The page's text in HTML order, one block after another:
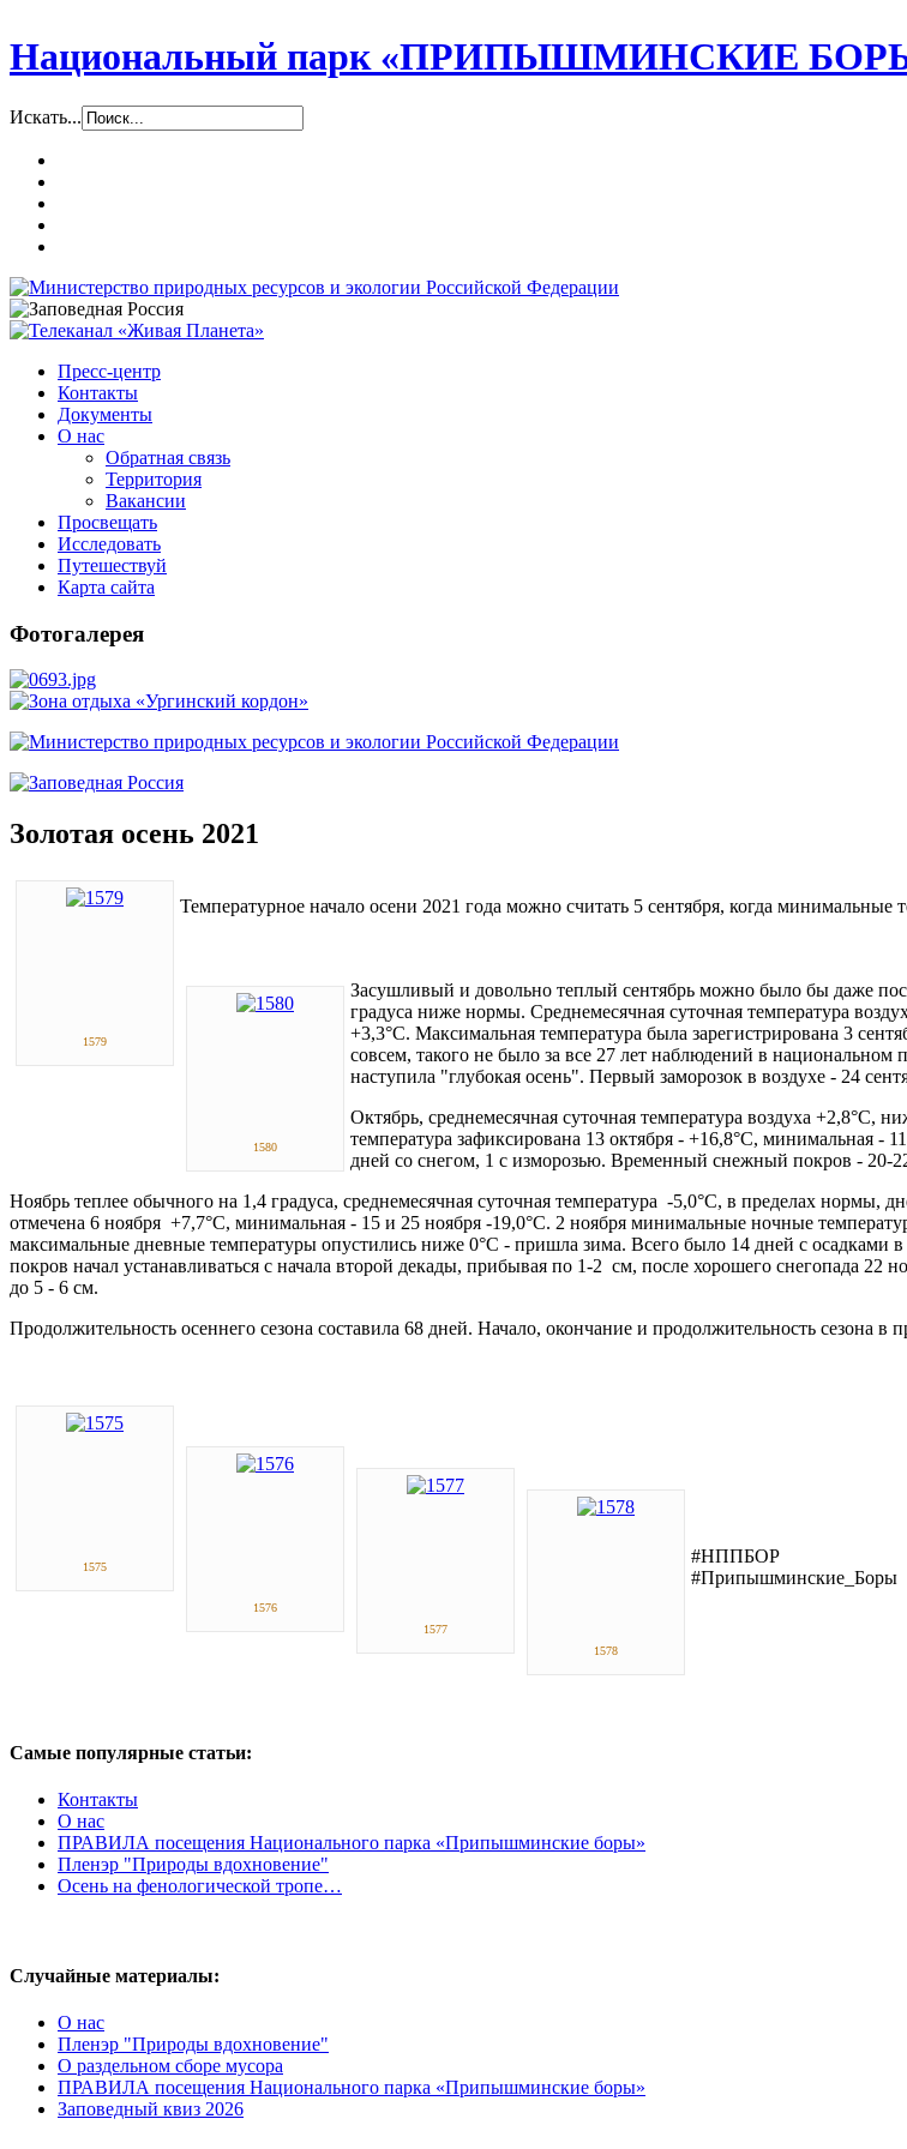
Национальный парк «ПРИПЫШМИНСКИЕ
Искать...
Пресс-центр
Контакты
Документы
О нас
Обратная связь
Территория
Вакансии
Просвещать
Исследовать
Путешествуй
Карта сайта
Фотогалерея
Золотая осень 2021
1579
Температурное начало осени 2021 года можно считать 5 сентября, когда
1580
Засушливый и довольно теплый сентябрь можно было бы даже
градуса ниже нормы. Среднемесячная суточная температура
+3,3°С. Максимальная температура была зарегистрирована 3
совсем, такого не было за все 27 лет наблюдений в
наступила "глубокая осень". Первый заморозок в воздухе - 24
Октябрь, среднемесячная суточная температура воздуха +2,8°С,
температура зафиксирована 13 октября - +16,8°С, минимальная
дней со снегом, 1 с изморозью. Временный снежный покров - 20-
Ноябрь теплее обычного на 1,4 градуса, среднемесячная суточная температура -5,0°С, в пределах нормы,
отмечена 6 ноября +7,7°С, минимальная - 15 и 25 ноября -19,0°С. 2 ноября минимальные ночные
максимальные дневные температуры опустились ниже 0°С - пришла зима. Всего было 14 дней с
покров начал устанавливаться с начала второй декады, прибывая по 1-2 см, после хорошего снегопада 22
до 5 - 6 см.
Продолжительность осеннего сезона составила 68 дней. Начало, окончание и продолжительность сезона в
1575
1576
1577
1578
#НППБОР
#Припышминские_Боры
Самые популярные статьи:
Контакты
О нас
ПРАВИЛА посещения Национального парка «Припышминские боры»
Пленэр "Природы вдохновение"
Осень на фенологической тропе…
Случайные материалы:
О нас
Пленэр "Природы вдохновение"
О раздельном сборе мусора
ПРАВИЛА посещения Национального парка «Припышминские боры»
Заповедный квиз 2026